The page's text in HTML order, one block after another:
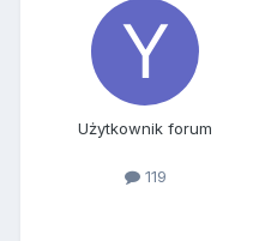
Użytkownik forum
119